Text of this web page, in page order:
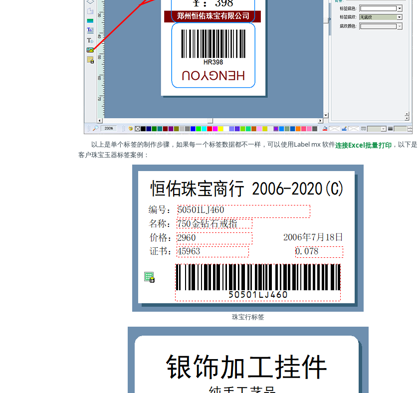
以上是单个标签的制作步骤，如果每一个标签数据都不一样，可以使用Label mx 软件连接Excel批量打印，以下是
客户珠宝玉器标签案例：
珠宝行标签